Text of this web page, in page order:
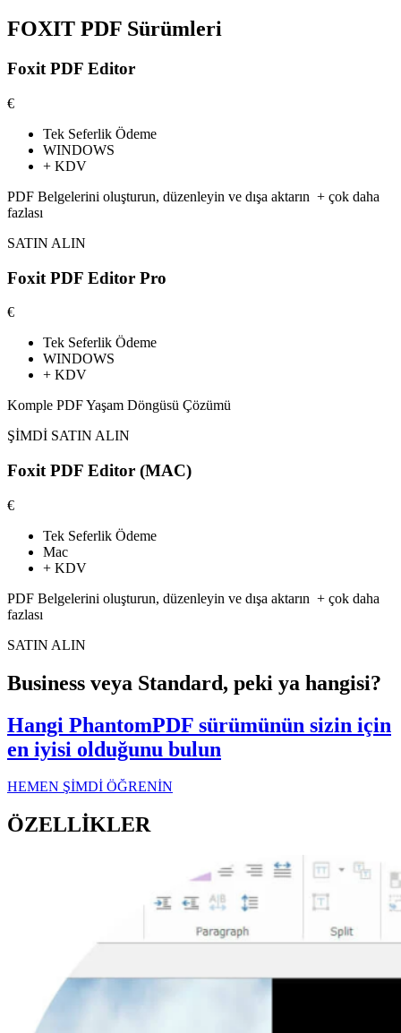
FOXIT PDF Sürümleri
Foxit PDF Editor
€
Tek Seferlik Ödeme
WINDOWS
+ KDV
PDF Belgelerini oluşturun, düzenleyin ve dışa aktarın + çok daha
fazlası
SATIN ALIN
Foxit PDF Editor Pro
€
Tek Seferlik Ödeme
WINDOWS
+ KDV
Komple PDF Yaşam Döngüsü Çözümü
ŞİMDİ SATIN ALIN
Foxit PDF Editor (MAC)
€
Tek Seferlik Ödeme
Mac
+ KDV
PDF Belgelerini oluşturun, düzenleyin ve dışa aktarın + çok daha
fazlası
SATIN ALIN
Business veya Standard, peki ya hangisi?
Hangi PhantomPDF sürümünün sizin için
en iyisi olduğunu bulun
HEMEN ŞİMDİ ÖĞRENİN
ÖZELLİKLER